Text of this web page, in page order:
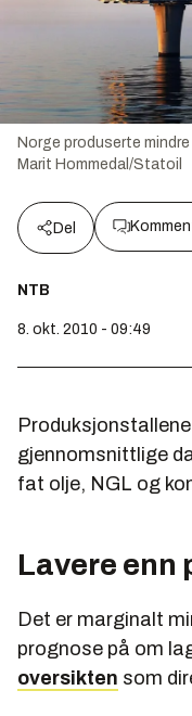
Norge produserte
Marit Hommedal/Statoil
Del
NTB
8. okt. 2010 - 09:49
gjennomsnittlige
fat olje, NGL og
Lavere enn
Det er marginalt
prognose på om
oversikten som